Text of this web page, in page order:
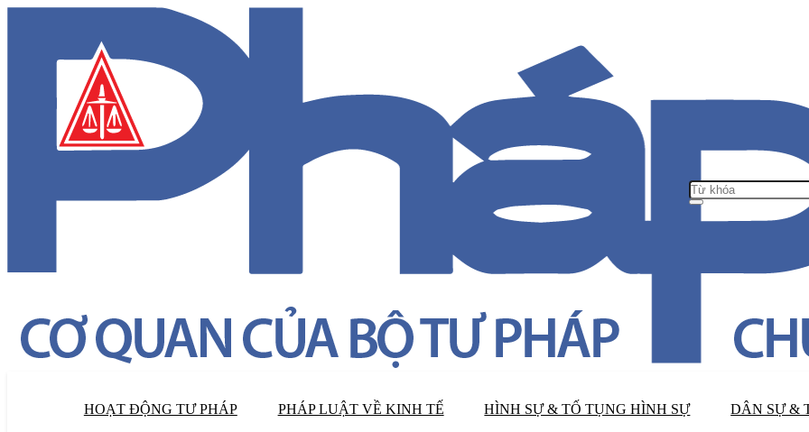
HOẠT ĐỘNG TƯ PHÁP PHÁP LUẬT VỀ KINH TẾ HÌNH SỰ & TỐ TỤNG HÌNH SỰ DÂN SỰ &